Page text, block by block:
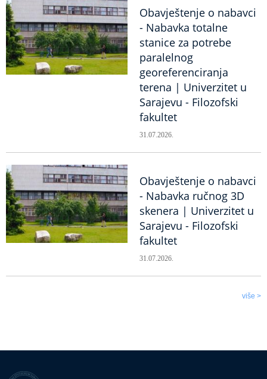
Obavještenje o nabavci
- Nabavka totalne
stanice za potrebe
paralelnog
georeferenciranja
terena | Univerzitet u
Sarajevu - Filozofski
fakultet
31.07.2026.
Obavještenje o nabavci
- Nabavka ručnog 3D
skenera | Univerzitet u
Sarajevu - Filozofski
fakultet
31.07.2026.
više >